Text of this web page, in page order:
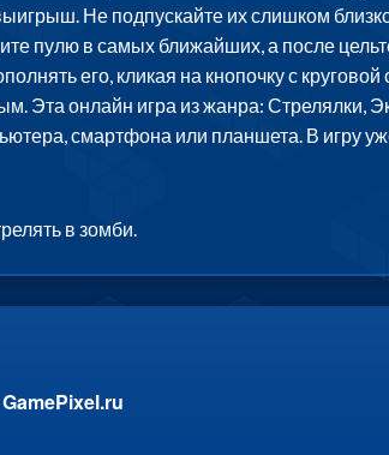
Не подпускайте их слишком
пулю в самых ближайших, а после
его, кликая на кнопочку с
Эта онлайн игра из жанра:
смартфона или планшета. В игру
в зомби.
GamePixel.ru